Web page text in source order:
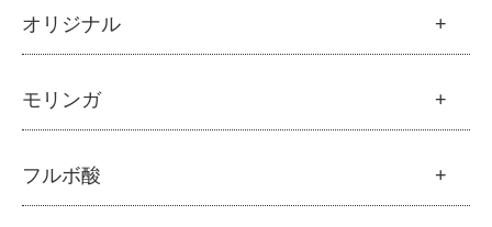
オリジナル
魂の商材屋オリジナル
├オリジナルスキンケア
├美容液・乳液・クリーム・オイル
├アルピニエッセンス化粧品
モリンガ
モリンガ
├解説 モリンガとは
フルボ酸